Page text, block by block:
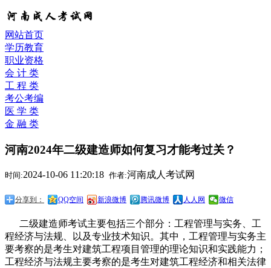
网站首页
学历教育
职业资格
会 计 类
工 程 类
考公考编
医 学 类
金 融 类
河南2024年二级建造师如何复习才能考过关？
时间:2024-10-06 11:20:18 作者:河南成人考试网
分享到： QQ空间 新浪微博 腾讯微博 人人网 微信
二级建造师考试主要包括三个部分：工程管理与实务、工
程经济与法规、以及专业技术知识。其中，工程管理与实务主
要考察的是考生对建筑工程项目管理的理论知识和实践能力；
工程经济与法规主要考察的是考生对建筑工程经济和相关法律